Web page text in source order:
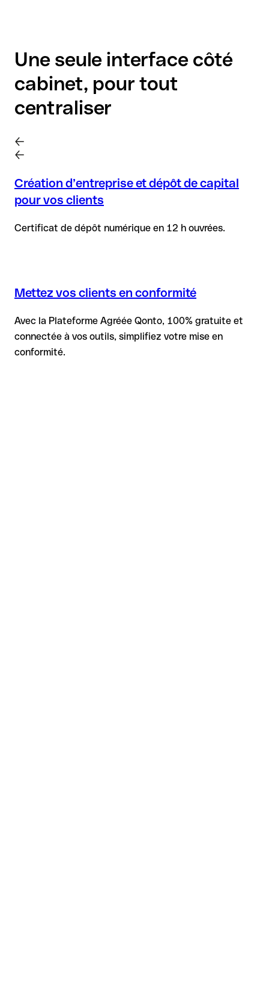
Une seule interface côté
cabinet, pour tout
centraliser
Création d’entreprise et dépôt de capital
pour vos clients
Certificat de dépôt numérique en 12 h ouvrées.
Mettez vos clients en conformité
Avec la Plateforme Agréée Qonto, 100% gratuite et
connectée à vos outils, simplifiez votre mise en
conformité.